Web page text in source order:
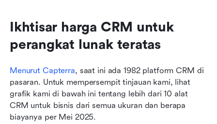
Ikhtisar harga CRM untuk
perangkat lunak teratas
Menurut Capterra, saat ini ada 1982 platform CRM di
pasaran. Untuk mempersempit tinjauan kami, lihat
grafik kami di bawah ini tentang lebih dari 10 alat
CRM untuk bisnis dari semua ukuran dan berapa
biayanya per Mei 2025.